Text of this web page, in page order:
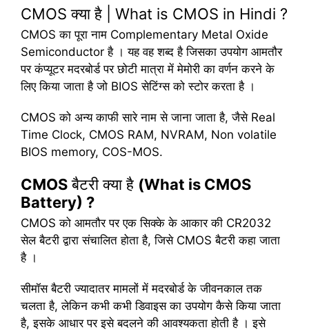
CMOS क्या है | What is CMOS in Hindi ?
CMOS का पूरा नाम Complementary Metal Oxide
Semiconductor है । यह वह शब्द है जिसका उपयोग आमतौर
पर कंप्यूटर मदरबोर्ड पर छोटी मात्रा में मेमोरी का वर्णन करने के
लिए किया जाता है जो BIOS सेटिंग्स को स्टोर करता है ।
CMOS को अन्य काफी सारे नाम से जाना जाता है, जैसे Real
Time Clock, CMOS RAM, NVRAM, Non volatile
BIOS memory, COS-MOS.
CMOSबैटरी क्या है (What is CMOS
Battery) ?
CMOS को आमतौर पर एक सिक्के के आकार की CR2032
सेल बैटरी द्वारा संचालित होता है, जिसे CMOS बैटरी कहा जाता
है ।
सीमॉस बैटरी ज्यादातर मामलों में मदरबोर्ड के जीवनकाल तक
चलता है, लेकिन कभी कभी डिवाइस का उपयोग कैसे किया जाता
है, इसके आधार पर इसे बदलने की आवश्यकता होती है । इसे